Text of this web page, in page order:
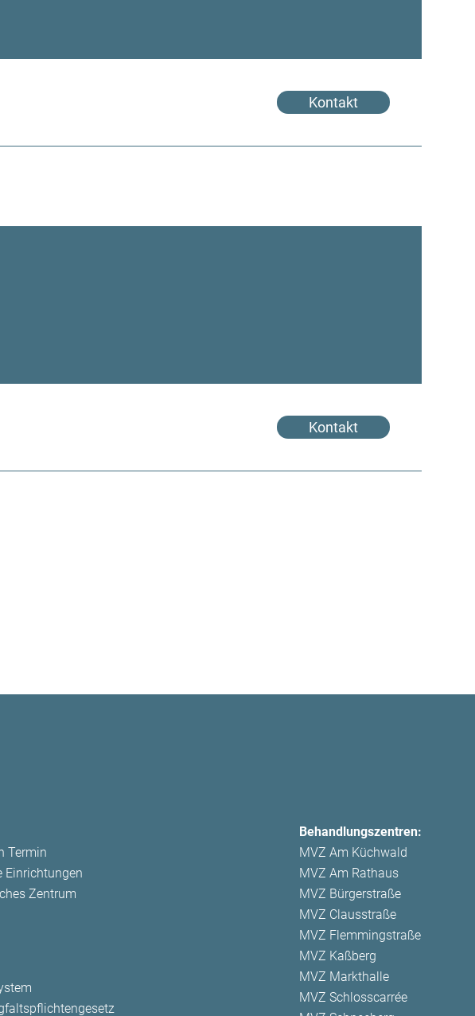
Kontakt
Kontakt
Termin
Einrichtungen
Zentrum
Behandlungszentren:
MVZ Am Küchwald
MVZ Am Rathaus
MVZ Bürgerstraße
MVZ Clausstraße
MVZ Flemmingstraße
MVZ Kaßberg
MVZ Markthalle
MVZ Schlosscarrée